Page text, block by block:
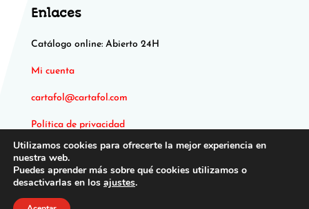
Enlaces
Catálogo online: Abierto 24H
Mi cuenta
cartafol@cartafol.com
Política de privacidad
Utilizamos cookies para ofrecerte la mejor experiencia en
nuestra web.
Puedes aprender más sobre qué cookies utilizamos o
desactivarlas en los ajustes.